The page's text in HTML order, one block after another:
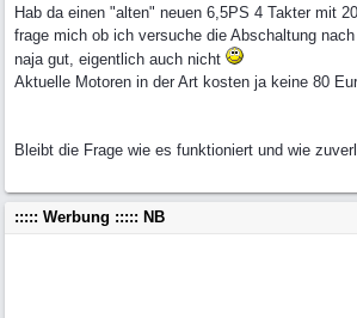
Hab da einen "alten" neuen 6,5PS 4 Takter mit
frage mich ob ich versuche die Abschaltung
naja gut, eigentlich auch nicht
Aktuelle Motoren in der Art kosten ja keine 80
Bleibt die Frage wie es funktioniert und wie
::::: Werbung ::::: NB